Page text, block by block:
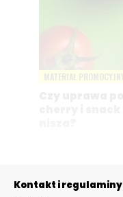
Kontakt i regulaminy